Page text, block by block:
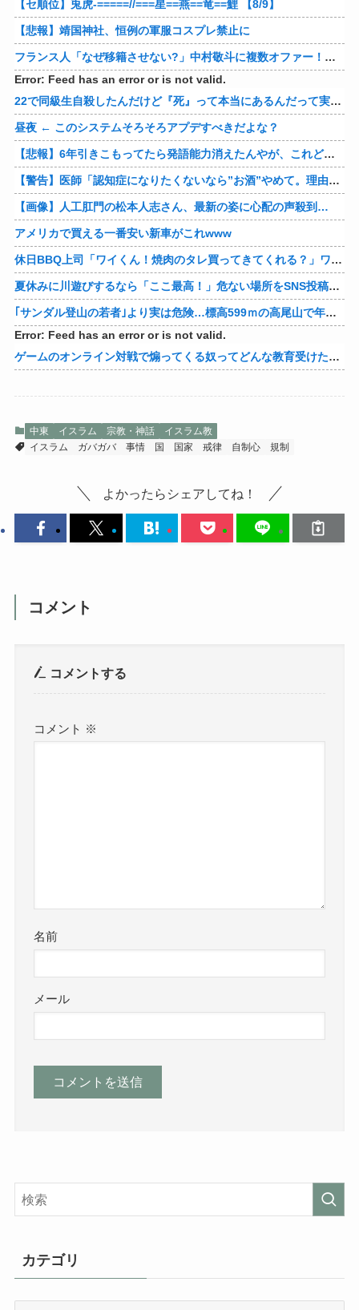
【セ順位】兎虎-=====//===星==燕==竜==鯉 【8/9】
【悲報】靖国神社、恒例の軍服コスプレ禁止に
フランス人「なぜ移籍させない?」中村敬斗に複数オファー！ランスが46億円要求でまさかの残留の可能性浮上！現地サポの本音がこれ！【海外の反応】
Error: Feed has an error or is not valid.
22で同級生自殺したんだけど『死』って本当にあるんだって実感して怖くなってきた
昼夜 ← このシステムそろそろアプデすべきだよな？
【悲報】6年引きこもってたら発語能力消えたんやが、これどうやって直せばええんや？
【警告】医師「認知症になりたくないなら”お酒”やめて。理由がこれ」
【画像】人工肛門の松本人志さん、最新の姿に心配の声殺到…
アメリカで買える一番安い新車がこれwww
休日BBQ上司「ワイくん！焼肉のタレ買ってきてくれる？」ワイ「！！？」
夏休みに川遊びするなら「ここ最高！」危ない場所をSNS投稿、水難事故が起きたら法的責任を問われる？ 福岡県八女市の星野川
｢サンダル登山の若者｣より実は危険…標高599ｍの高尾山で年間100件超の遭難事故を起こしている張本人「中高年の転倒事故」
Error: Feed has an error or is not valid.
ゲームのオンライン対戦で煽ってくる奴ってどんな教育受けたんや
中東 イスラム 宗教・神話
イスラム教
イスラム
ガバガバ 事情 国 国家 戒律 自制心 規制
よかったらシェアしてね！
コメント
コメントする
コメント ※
名前
メール
カテゴリ